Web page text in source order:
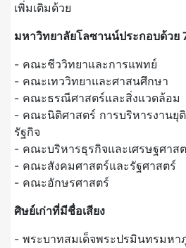
เพิ่มเติมด้วย
มหาวิทยาลัยโลซานน์ประกอบด้วย
- คณะชีววิทยาและการแพทย์
- คณะเทววิทยาและศาสนศึกษา
- คณะธรณีศาสตร์และสิ่งแวดล้อม
- คณะนิติศาสตร์ การบริหารงานยุ
รัฐกิจ
- คณะบริหารธุรกิจและเศรษฐศาส
- คณะสังคมศาสตร์และรัฐศาสตร์
- คณะอักษรศาสตร์
ศิษย์เก่าที่มีชื่อเสียง
- พระบาทสมเด็จพระปรมินทรมหา